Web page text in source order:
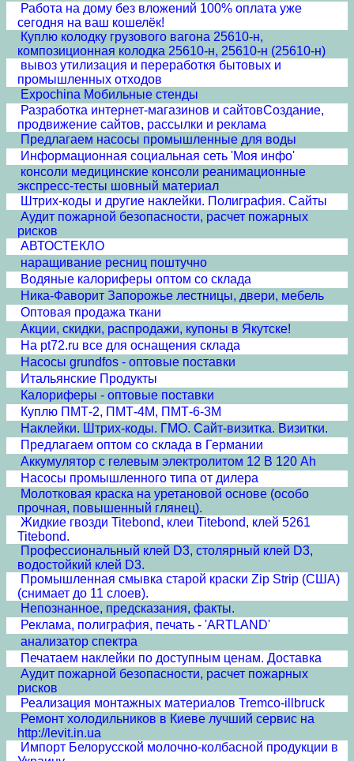
Работа на дому без вложений 100% оплата уже
сегодня на ваш кошелёк!
Куплю колодку грузового вагона 25610-н,
композиционная колодка 25610-н, 25610-н (25610-н)
вывоз утилизация и переработкя бытовых и
промышленных отходов
Expochina Мобильные стенды
Разработка интернет-магазинов и сайтовСоздание,
продвижение сайтов, рассылки и реклама
Предлагаем насосы промышленные для воды
Информационная социальная сеть 'Моя инфо'
консоли медицинские консоли реанимационные
экспресс-тесты шовный материал
Штрих-коды и другие наклейки. Полиграфия. Сайты
Аудит пожарной безопасности, расчет пожарных
рисков
АВТОСТЕКЛО
наращивание ресниц поштучно
Водяные калориферы оптом со склада
Ника-Фаворит Запорожье лестницы, двери, мебель
Оптовая продажа ткани
Акции, скидки, распродажи, купоны в Якутске!
На pt72.ru все для оснащения склада
Насосы grundfos - оптовые поставки
Итальянские Продукты
Калориферы - оптовые поставки
Куплю ПМТ-2, ПМТ-4М, ПМТ-6-3М
Наклейки. Штрих-коды. ГМО. Сайт-визитка. Визитки.
Предлагаем oптом со склада в Германии
Аккумулятор с гелевым электролитом 12 В 120 Ah
Насосы промышленного типа от дилера
Молотковая краска на уретановой основе (особо
прочная, повышенный глянец).
Жидкие гвозди Titebond, клеи Titebond, клей 5261
Titebond.
Профессиональный клей D3, столярный клей D3,
водостойкий клей D3.
Промышленная смывка старой краски Zip Strip (США)
(снимает до 11 слоев).
Непознанное, предсказания, факты.
Реклама, полиграфия, печать - 'ARTLAND'
анализатор спектра
Печатаем наклейки по доступным ценам. Доставка
Аудит пожарной безопасности, расчет пожарных
рисков
Реализация монтажных материалов Tremco-illbruck
Ремонт холодильников в Киеве лучший сервис на
http://levit.in.ua
Импорт Белорусской молочно-колбасной продукции в